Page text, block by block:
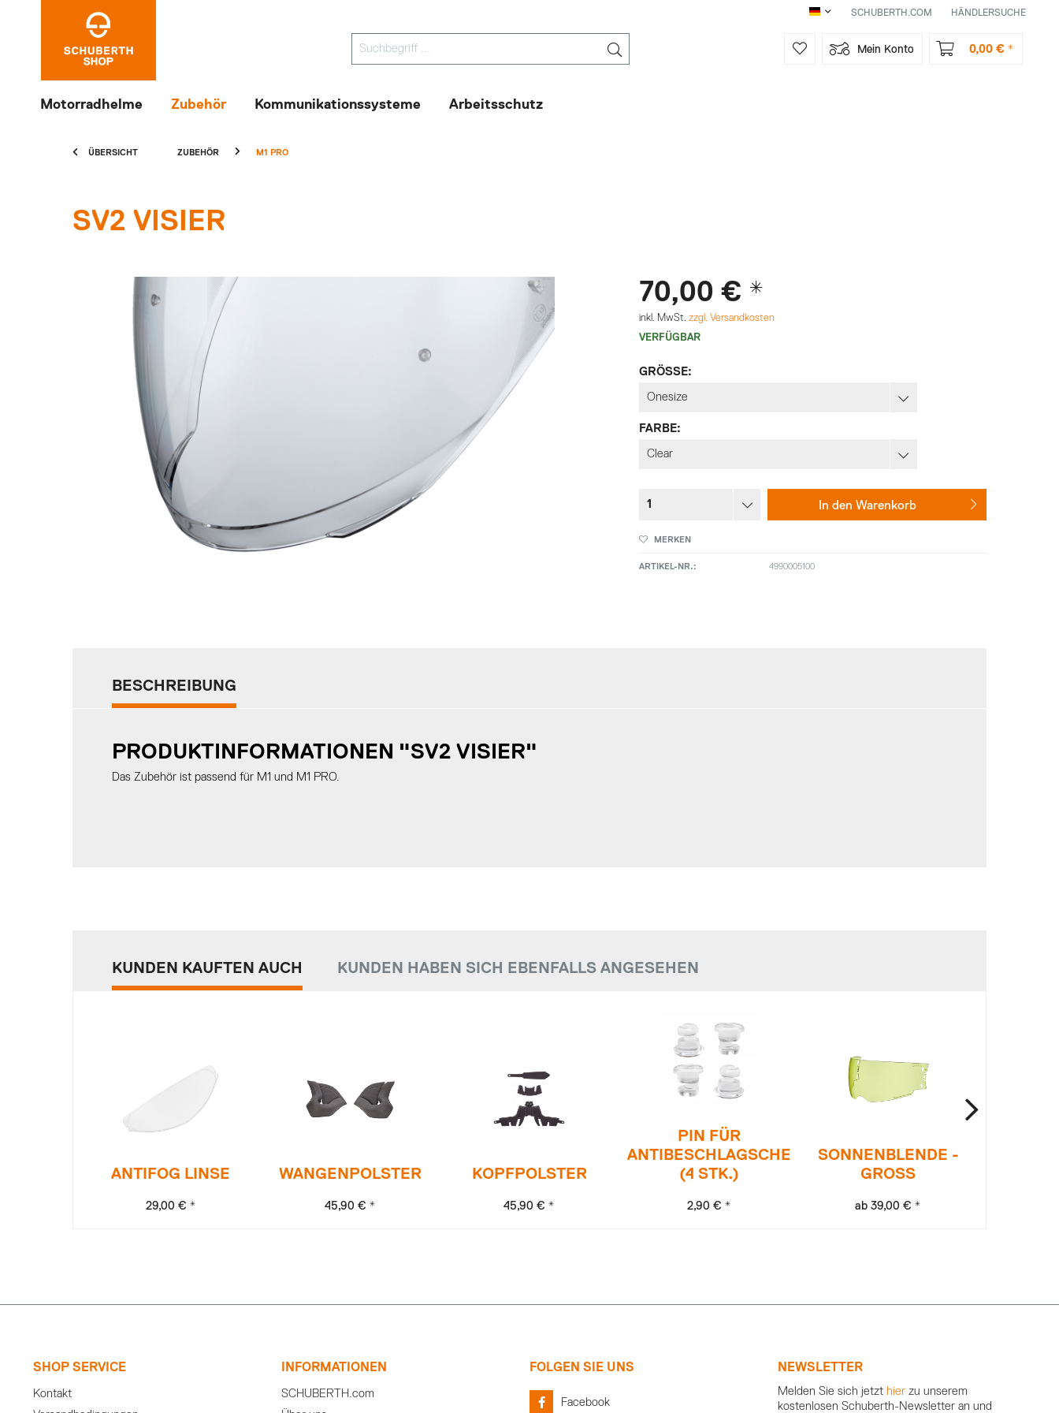
DE SCHUBERTH.COM HÄNDLERSUCHE
Mein Konto 0,00 € *
Motorradhelme Zubehör Kommunikationssysteme Arbeitsschutz
ÜBERSICHT ZUBEHÖR M1 PRO
SV2 VISIER
70,00 € *
inkl. MwSt.zzgl. Versandkosten
VERFÜGBAR
GRÖSSE:
FARBE:
In den Warenkorb
MERKEN
ARTIKEL-NR.: 4990005100
BESCHREIBUNG
PRODUKTINFORMATIONEN "SV2 VISIER"
Das Zubehör ist passend für M1 und M1 PRO.
KUNDEN KAUFTEN AUCH KUNDEN HABEN SICH EBENFALLS ANGESEHEN
ANTIFOG LINSE
29,00 € *
WANGENPOLSTER
45,90 € *
KOPFPOLSTER
45,90 € *
PIN FÜR
ANTIBESCHLAGSCHEIBE
(4 STK.)
2,90 € *
SONNENBLENDE -
GROSS
ab 39,00 € *
SHOP SERVICE
Kontakt
INFORMATIONEN
SCHUBERTH.com
FOLGEN SIE UNS
Facebook
NEWSLETTER
Melden Sie sich jetzt hier zu unserem
kostenlosen Schuberth-Newsletter an und